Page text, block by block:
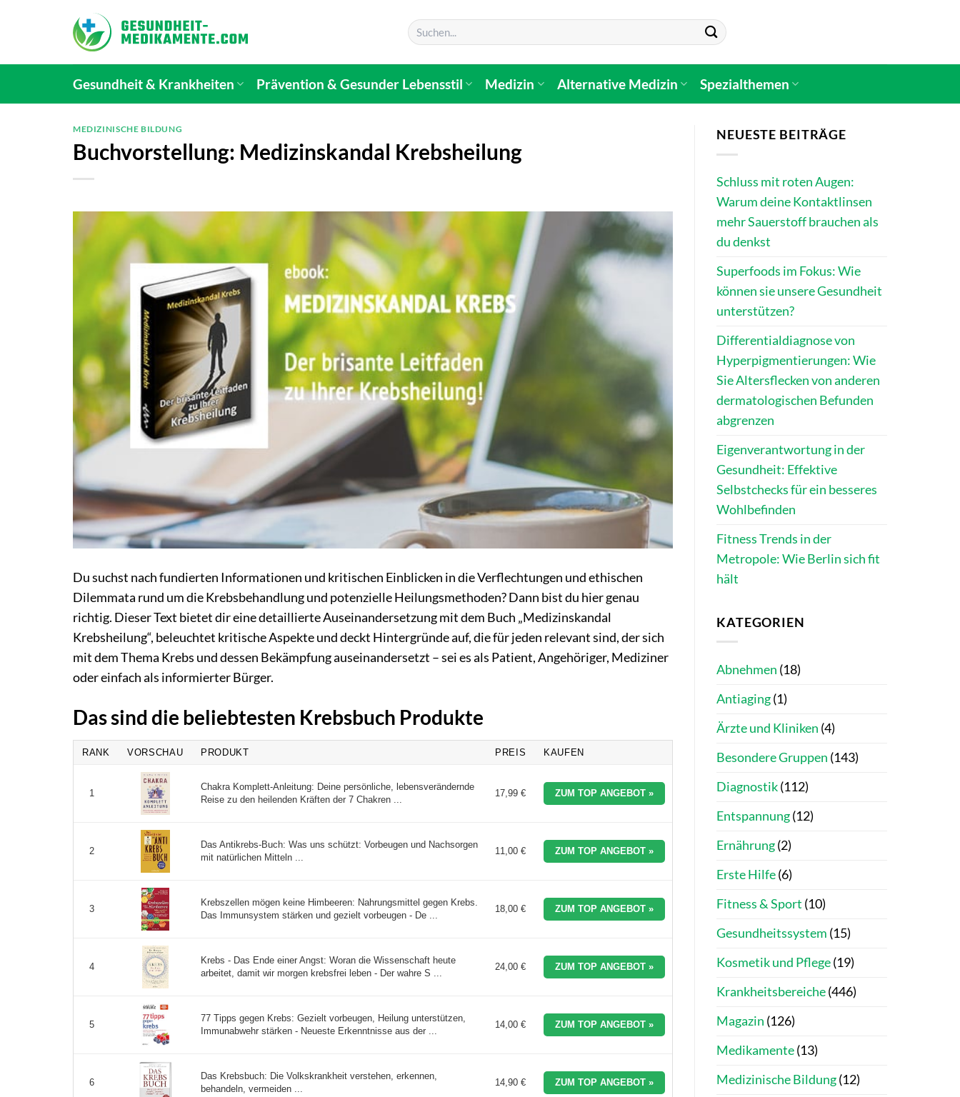
Gesundheit & Krankheiten Prävention & Gesunder Lebensstil Medizin Alternative Medizin Spezialthemen
MEDIZINISCHE BILDUNG
Buchvorstellung: Medizinskandal Krebsheilung
Du suchst nach fundierten Informationen und kritischen Einblicken in die Verflechtungen und ethischen
Dilemmata rund um die Krebsbehandlung und potenzielle Heilungsmethoden? Dann bist du hier genau
richtig. Dieser Text bietet dir eine detaillierte Auseinandersetzung mit dem Buch „Medizinskandal
Krebsheilung“, beleuchtet kritische Aspekte und deckt Hintergründe auf, die für jeden relevant sind, der sich
mit dem Thema Krebs und dessen Bekämpfung auseinandersetzt – sei es als Patient, Angehöriger, Mediziner
oder einfach als informierter Bürger.
Das sind die beliebtesten Krebsbuch Produkte
RANK VORSCHAU PRODUKT PREIS KAUFEN
1
Chakra Komplett-Anleitung: Deine persönliche, lebensverändernde
Reise zu den heilenden Kräften der 7 Chakren ...
17,99 € ZUM TOP ANGEBOT »
2
Das Antikrebs-Buch: Was uns schützt: Vorbeugen und Nachsorgen
mit natürlichen Mitteln ...
11,00 € ZUM TOP ANGEBOT »
3
Krebszellen mögen keine Himbeeren: Nahrungsmittel gegen Krebs.
Das Immunsystem stärken und gezielt vorbeugen - De ...
18,00 € ZUM TOP ANGEBOT »
4
Krebs - Das Ende einer Angst: Woran die Wissenschaft heute
arbeitet, damit wir morgen krebsfrei leben - Der wahre S ...
24,00 € ZUM TOP ANGEBOT »
5
77 Tipps gegen Krebs: Gezielt vorbeugen, Heilung unterstützen,
Immunabwehr stärken - Neueste Erkenntnisse aus der ...
14,00 € ZUM TOP ANGEBOT »
6
Das Krebsbuch: Die Volkskrankheit verstehen, erkennen,
behandeln, vermeiden ...
14,90 € ZUM TOP ANGEBOT »
NEUESTE BEITRÄGE
Schluss mit roten Augen:
Warum deine Kontaktlinsen
mehr Sauerstoff brauchen als
du denkst
Superfoods im Fokus: Wie
können sie unsere Gesundheit
unterstützen?
Differentialdiagnose von
Hyperpigmentierungen: Wie
Sie Altersflecken von anderen
dermatologischen Befunden
abgrenzen
Eigenverantwortung in der
Gesundheit: Effektive
Selbstchecks für ein besseres
Wohlbefinden
Fitness Trends in der
Metropole: Wie Berlin sich fit
hält
KATEGORIEN
Abnehmen (18)
Antiaging(1)
Ärzte und Kliniken (4)
Besondere Gruppen (143)
Diagnostik(112)
Entspannung(12)
Ernährung(2)
Erste Hilfe(6)
Fitness & Sport (10)
Gesundheitssystem (15)
Kosmetik und Pflege(19)
Krankheitsbereiche(446)
Magazin (126)
Medikamente(13)
Medizinische Bildung(12)